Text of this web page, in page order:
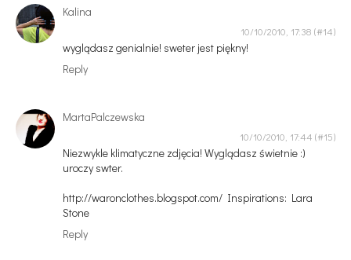
Kalina
10/10/2010, 17:38
wyglądasz genialnie! sweter jest piękny!
Reply
MartaPalczewska
10/10/2010, 17:44
Niezwykle klimatyczne zdjęcia! Wyglądasz świetnie :)
uroczy swter.
http://waronclothes.blogspot.com/ Inspirations: Lara
Stone
Reply